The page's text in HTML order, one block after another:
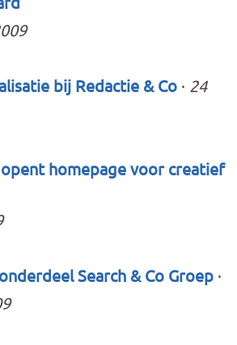
bij Redactie & Co · 24
homepage voor creatief
Search & Co Groep ·